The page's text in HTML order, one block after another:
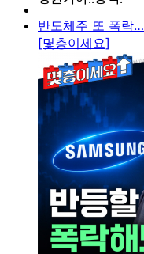
반도체주 또 폭락
[몇층이세요]